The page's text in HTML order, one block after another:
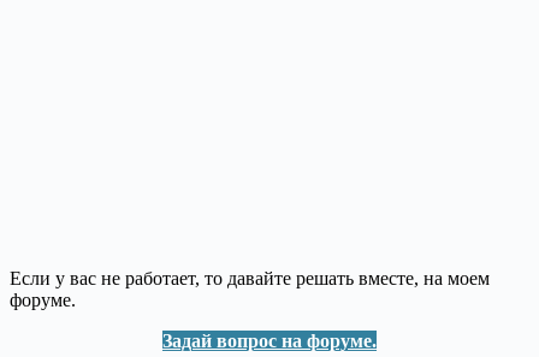
Если у вас не работает, то давайте решать вместе, на моем
форуме.
Задай вопрос на форуме.